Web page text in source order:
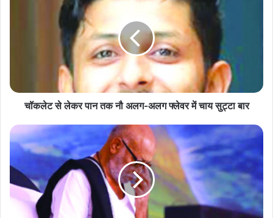
फ्लेवर
सुट्टा
बार
चॉकलेट से लेकर पान तक नौ अलग-अलग फ्लेवर में चाय सुट्टा बार
हरि
और
का
स्वयं